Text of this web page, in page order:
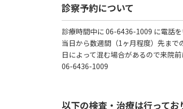
診察予約について
診療時間中に 06-6436-1009 に電話を
当日から数週間（1ヶ月程度）先まで
日によって混む場合があるので来院
06-6436-1009
以下の検査・治療は行ってお